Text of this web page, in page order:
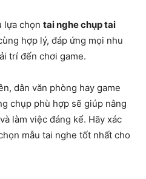
lựa chọn tai nghe chụp tai
hợp lý, đáp ứng mọi nhu
trí đến chơi game.
dân văn phòng hay game
chụp phù hợp sẽ giúp nâng
làm việc đáng kể. Hãy xác
mẫu tai nghe tốt nhất cho